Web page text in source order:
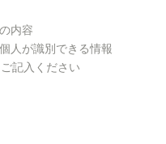
内容
人が識別できる情報
記入ください